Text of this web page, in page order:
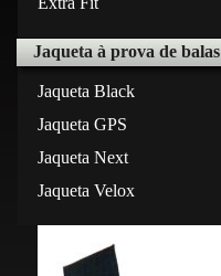
Jaqueta à prova de balas
Jaqueta Black
Jaqueta GPS
Jaqueta Next
Jaqueta Velox